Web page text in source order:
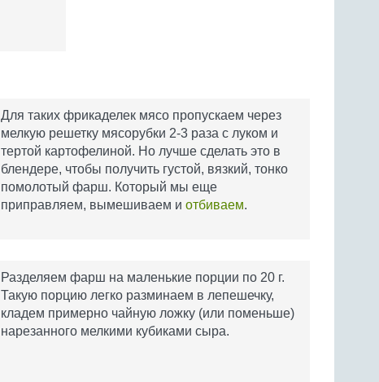
Для таких фрикаделек мясо пропускаем через
мелкую решетку мясорубки 2-3 раза с луком и
тертой картофелиной. Но лучше сделать это в
блендере, чтобы получить густой, вязкий, тонко
помолотый фарш. Который мы еще
приправляем, вымешиваем и отбиваем.
Разделяем фарш на маленькие порции по 20 г.
Такую порцию легко разминаем в лепешечку,
кладем примерно чайную ложку (или поменьше)
нарезанного мелкими кубиками сыра.